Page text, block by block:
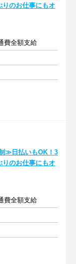
りのお仕事にもオ
費全額支給
≫日払いもOK！3
りのお仕事にもオ
費全額支給